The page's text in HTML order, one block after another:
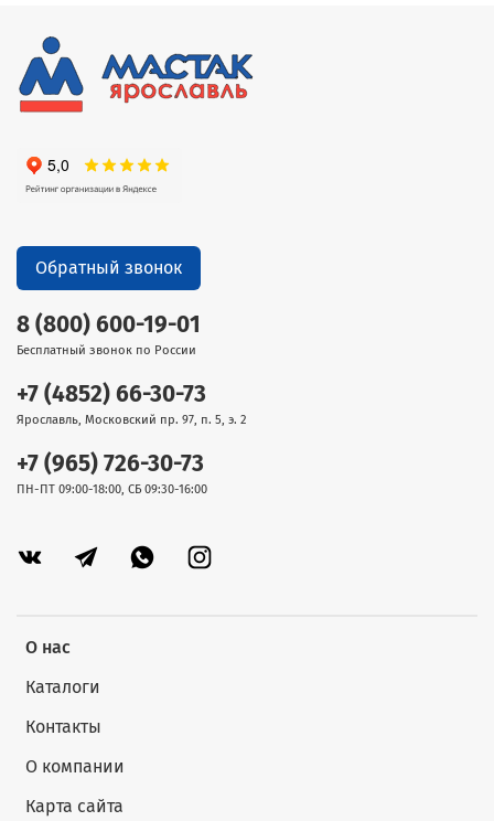
О нас
Каталоги
Контакты
О компании
Карта сайта
8 (800) 600-19-01
Бесплатный звонок по России
+7 (4852) 66-30-73
Ярославль, Московский пр. 97, п. 5, э. 2
+7 (965) 726-30-73
ПН-ПТ 09:00-18:00, СБ 09:30-16:00
Обратный звонок